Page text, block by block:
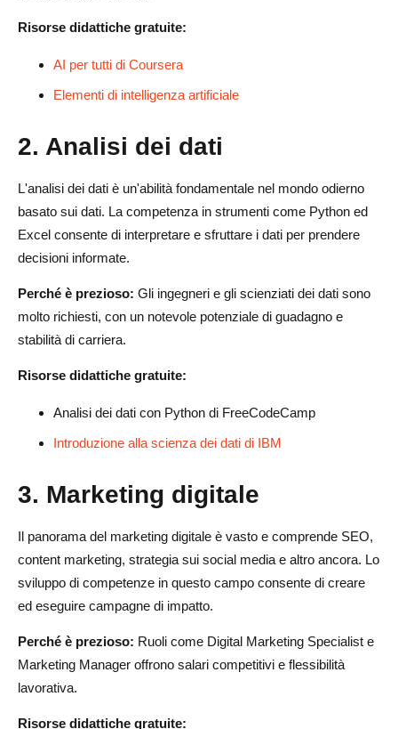
Risorse didattiche gratuite:
AI per tutti di Coursera
Elementi di intelligenza artificiale
2. Analisi dei dati
L'analisi dei dati è un'abilità fondamentale nel mondo odierno
basato sui dati. La competenza in strumenti come Python ed
Excel consente di interpretare e sfruttare i dati per prendere
decisioni informate.
Perché è prezioso: Gli ingegneri e gli scienziati dei dati sono
molto richiesti, con un notevole potenziale di guadagno e
stabilità di carriera.
Risorse didattiche gratuite:
Analisi dei dati con Python di FreeCodeCamp
Introduzione alla scienza dei dati di IBM
3. Marketing digitale
Il panorama del marketing digitale è vasto e comprende SEO,
content marketing, strategia sui social media e altro ancora. Lo
sviluppo di competenze in questo campo consente di creare
ed eseguire campagne di impatto.
Perché è prezioso: Ruoli come Digital Marketing Specialist e
Marketing Manager offrono salari competitivi e flessibilità
lavorativa.
Risorse didattiche gratuite: